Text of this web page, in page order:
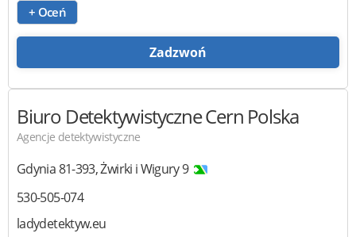
+ Oceń
Zadzwoń
Biuro Detektywistyczne Cern Polska
Agencje detektywistyczne
Gdynia81-393,Żwirki i Wigury 9
530-505-074
ladydetektyw.eu